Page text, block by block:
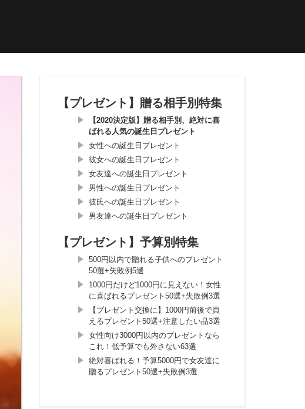
【プレゼント】贈る相手別特集
【2020決定版】贈る相手別、絶対に喜
ばれる人気の誕生日プレゼント
女性への誕生日プレゼント
彼女への誕生日プレゼント
女友達への誕生日プレゼント
男性への誕生日プレゼント
彼氏への誕生日プレゼント
男友達への誕生日プレゼント
【プレゼント】予算別特集
500円以内で贈れる子供へのプレゼント
50選+失敗例5選
1000円だけど1000円に見えない！女性
に喜ばれるプレゼント50選+失敗例3選
【プレゼント交換に】1000円前後で買
えるプレゼント50選+注意したい品3選
女性向け3000円以内のプレゼントなら
これ！低予算でも外さない63選
絶対喜ばれる！予算5000円で女友達に
贈るプレゼント50選+失敗例3選